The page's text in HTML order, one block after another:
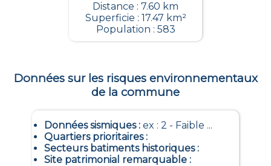
Distance : 7.60 km
Superficie : 17.47 km²
Population : 583
Données sur les risques environnementaux
de la commune
Données sismiques: ex : 2 - Faible ...
Quartiers prioritaires:
Secteurs batiments historiques:
Site patrimonial remarquable: